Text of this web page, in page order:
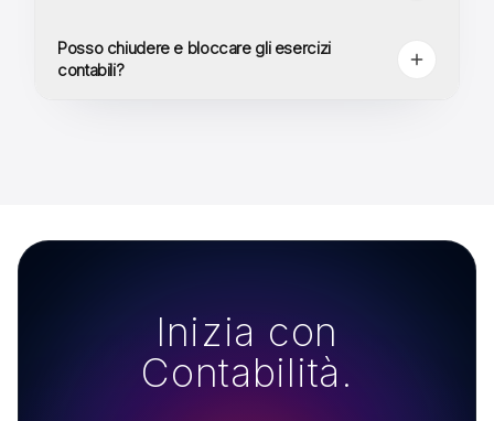
Posso chiudere e bloccare gli esercizi
contabili?
Inizia con
Contabilità.